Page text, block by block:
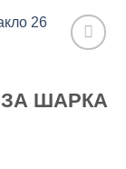
ШАРКА